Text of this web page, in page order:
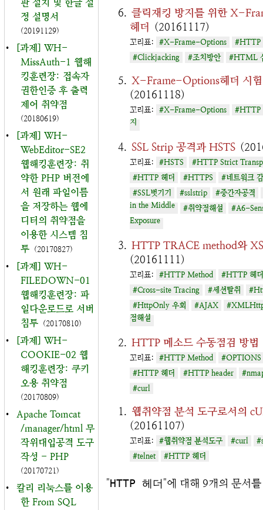
판 설치 및 한글 설
정 설명서
(20191129)
•
[과제] WH-
MissAuth-1 웹해
킹훈련장: 접속자
권한인증 후 출력
제어 취약점
(20180619)
•
[과제] WH-
WebEditor-SE2
웹해킹훈련장: 취
약한 PHP 버전에
서 원래 파일이름
을 저장하는 웹에
디터의 취약점을
이용한 시스템 침
투 (20170827)
•
[과제] WH-
FILEDOWN-01
웹해킹훈련장: 파
일다운로드로 서버
침투 (20170810)
•
[과제] WH-
COOKIE-02 웹
해킹훈련장: 쿠키
오용 취약점
(20170809)
•
Apache Tomcat
/manager/html 무
작위대입공격 도구
작성 - PHP
(20170721)
•
칼리 리눅스를 이용
한 From SQL
클릭재킹 방지를 위한 X-
헤더 (20161117)
꼬리표: #X-Frame-Options
#HTTP
#Clickjacking
#조치방안 #HTML
X-Frame-Options헤더 시험
(20161118)
꼬리표: #X-Frame-Options #HTTP
지
SSL Strip 공격과 HSTS
꼬리표: #HSTS
#HTTP Strict
#HTTP 헤더
#HTTPS
#네트워크
#SSL벗기기
#sslstrip #중간자공격
in the Middle #취약점해설 #A6-
Exposure
HTTP TRACE method와
(20161111)
꼬리표: #HTTP Method
#HTTP 헤더
#Cross-site Tracing
#세션탈취
#HttpOnly 우회
#AJAX
점해설
HTTP 메소드 수동점검 방법
꼬리표: #HTTP Method
#OPTIONS
#HTTP 헤더
#HTTP header
#curl
웹취약점 분석 도구로서의
(20161107)
꼬리표: #웹취약점 분석도구 #curl
#telnet
#HTTP 헤더
"HTTP 헤더"에 대해 9개의 문서